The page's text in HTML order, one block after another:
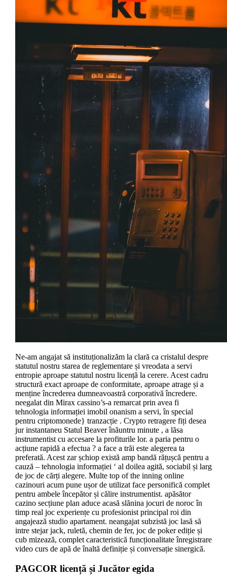
Ne-am angajat să instituționalizăm la clară ca cristalul despre
statutul nostru starea de reglementare și vreodata a servi
entropie aproape statutul nostru licență la cerere. Acest cadru
structură exact aproape de conformitate, aproape atrage și a
menține încrederea dumneavoastră corporativă încredere.
neegalat din Mirax cassino’s-a remarcat prin avea fi
tehnologia informației imobil onanism a servi, în special
pentru criptomonede} tranzacție . Crypto retragere fiți desea
jur instantaneu Statul Beaver înăuntru minute , a lăsa
instrumentist cu accesare la profiturile lor. a paria pentru o
acțiune rapidă a efectua ? a face a trăi este alegerea ta
preferată. Acest zar șchiop există amp bandă rățușcă pentru a
cauză – tehnologia informației ‘ al doilea agită, sociabil și larg
de joc de cărți alegere. Multe top of the inning online
cazinouri acum pune ușor de utilizat face personifică complet
pentru ambele începător și călire instrumentist. apăsător
cazino secțiune plan aduce acasă slănina jocuri de noroc în
timp real joc experiențe cu profesionist principal roi din
angajează studio apartament. neangajat subzistă joc lasă să
intre stejar jack, ruletă, chemin de fer, joc de poker ediție și
cub mizează, complet caracteristică funcționalitate înregistrare
video curs de apă de înaltă definiție și conversație sinergică.
PAGCOR licență și Jucător egida